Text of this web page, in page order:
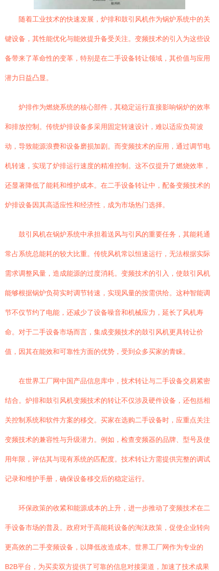
随着工业技术的快速发展，炉排和鼓引风机作为锅炉系统中的关
键设备，其性能优化与能效提升备受关注。变频技术的引入为这些设
备带来了革命性的变革，特别是在二手设备转让领域，其价值与应用
潜力日益凸显。
炉排作为燃烧系统的核心部件，其稳定运行直接影响锅炉的效率
和排放控制。传统炉排设备多采用固定转速设计，难以适应负荷波
动，导致能源浪费和设备磨损加剧。而变频技术的应用，通过调节电
机转速，实现了炉排运行速度的精准控制。这不仅提升了燃烧效率，
还显著降低了能耗和维护成本。在二手设备转让中，配备变频技术的
炉排设备因其高适应性和经济性，成为市场热门选择。
鼓引风机在锅炉系统中承担着送风与引风的重要任务，其能耗通
常占系统总能耗的较大比重。传统风机常以恒速运行，无法根据实际
需求调整风量，造成能源的过度消耗。变频技术的引入，使鼓引风机
能够根据锅炉负荷实时调节转速，实现风量的按需供给。这种智能调
节不仅节约了电能，还减少了设备噪音和机械应力，延长了风机寿
命。对于二手设备市场而言，集成变频技术的鼓引风机更具转让价
值，因其在能效和可靠性方面的优势，受到众多买家的青睐。
在世界工厂网中国产品信息库中，技术转让与二手设备交易紧密
结合。炉排和鼓引风机变频技术的转让不仅涉及硬件设备，还包括相
关控制系统和软件方案的移交。买家在选购二手设备时，应重点关注
变频技术的兼容性与升级潜力。例如，检查变频器的品牌、型号及使
用年限，评估其与现有系统的匹配度。技术转让方需提供完整的调试
记录和维护手册，确保设备移交后的稳定运行。
环保政策的收紧和能源成本的上升，进一步推动了变频技术在二
手设备市场的普及。政府对于高能耗设备的淘汰政策，促使企业转向
更高效的二手变频设备，以降低改造成本。世界工厂网作为专业的
B2B平台，为买卖双方提供了可靠的信息对接渠道，加速了技术成果